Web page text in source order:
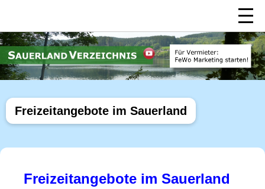
Freizeitangebote im Sauerland
Freizeitangebote im Sauerland